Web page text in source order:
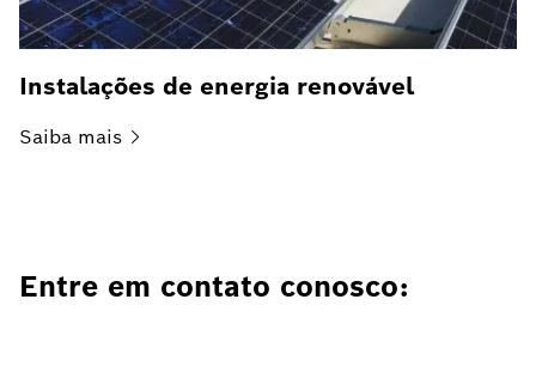
Instalações de energia renovável
Saiba mais
Entre em contato conosco: